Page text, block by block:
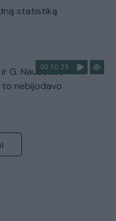
statistiką
00:10:29
G. Nausėdos
to nebijodavo